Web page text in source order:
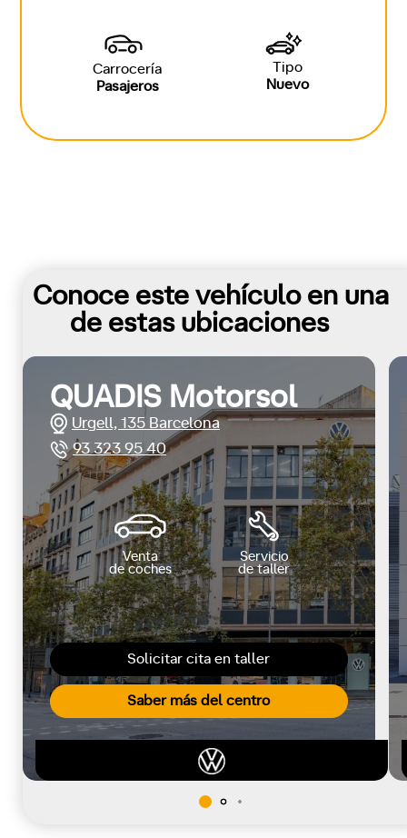
Carrocería
Pasajeros
Tipo
Nuevo
Conoce este vehículo en una
de estas ubicaciones
Solicitar cita en taller
Saber más del centro
QUADIS Motorsol
Urgell, 135 Barcelona
93 323 95 40
Venta
de coches
Servicio
de taller